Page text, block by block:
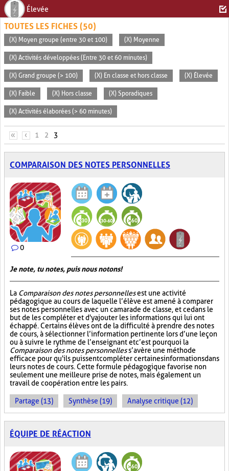
Élevée
TOUTES LES FICHES (50)
(X) Moyen groupe (entre 30 et 100) (X) Moyenne
(X) Activités développées (Entre 30 et 60 minutes)
(X) Grand groupe (> 100) (X) En classe et hors classe (X) Élevée
(X) Faible (X) Hors classe (X) Sporadiques
(X) Activités élaborées (> 60 minutes)
PAGES
« ‹ 1 2 3
COMPARAISON DES NOTES PERSONNELLES
0
Je note, tu notes, puis nous notons!
La Comparaison des notes personnellesest une activité
pédagogique au cours de laquelle l’élève est amené à comparer
ses notes personnelles avec un camarade de classe, et ce dans le
but de les compléter et d'y ajouter les informations qui lui ont
échappé. Certains élèves ont de la difficulté à prendre des notes
de cours, à sélectionner l’information pertinente lors d’une leçon
ou à suivre le rythme de l’enseignant et c’est pourquoi la
Comparaison des notes personnelless’avère une méthode
efficace pour qu'ils puissent compléter certaines informations dans
leurs notes de cours. Cette formule pédagogique favorise non
seulement une meilleure prise de notes, mais également un
travail de coopération entre les pairs.
Partage (13) Synthèse (19) Analyse critique (12)
ÉQUIPE DE RÉACTION